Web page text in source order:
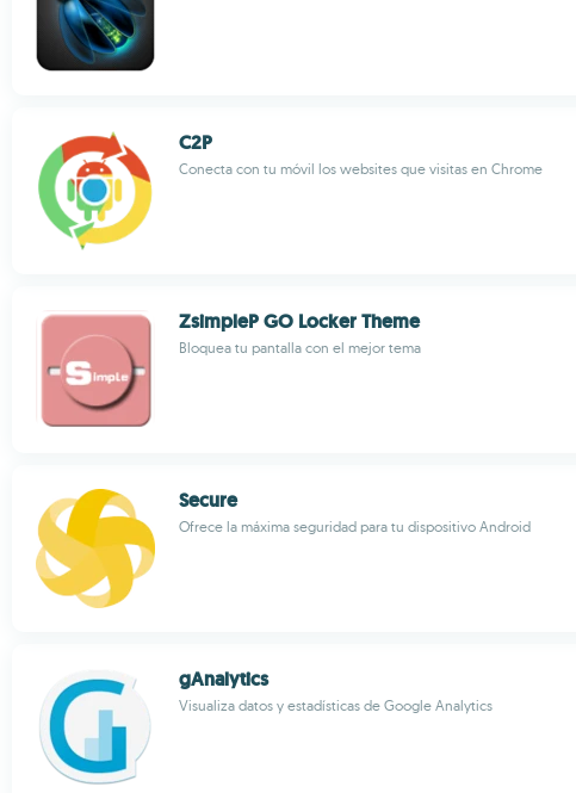
C2P
Conecta con tu móvil los websites que visitas en Chrome
ZsimpleP GO Locker Theme
Bloquea tu pantalla con el mejor tema
Secure
Ofrece la máxima seguridad para tu dispositivo Android
gAnalytics
Visualiza datos y estadísticas de Google Analytics